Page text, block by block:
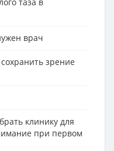
врач
зрение
клинику для
при первом